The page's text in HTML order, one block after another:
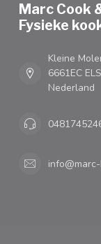
Marc Cook
Fysieke
Kleine
6661EC
Nederland